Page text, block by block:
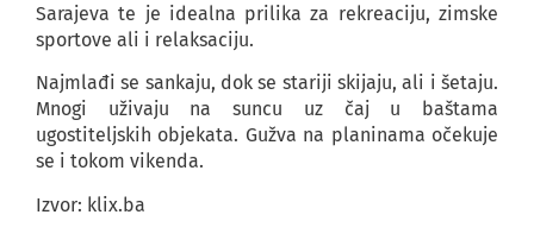
Sarajeva te je idealna prilika za rekreaciju, zimske
sportove ali i relaksaciju.
Najmlađi se sankaju, dok se stariji skijaju, ali i šetaju.
Mnogi uživaju na suncu uz čaj u baštama
ugostiteljskih objekata. Gužva na planinama očekuje
se i tokom vikenda.
Izvor: klix.ba